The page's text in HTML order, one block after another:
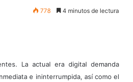
778 4 minutos de lectura
La actual era digital demanda
e ininterrumpida, así como el